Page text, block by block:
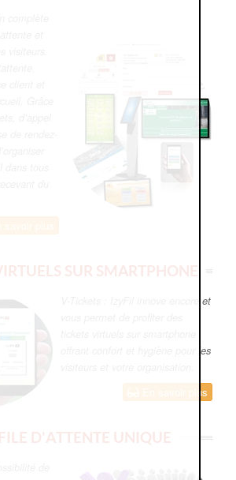
et
visiteurs.
client et
Grâce
d’appel
de rendez-
tous
du
SUR SMARTPHONE
V-Tickets : IzyFil innove encore et
offrant confort et hygiène pour les
En savoir plus
D'ATTENTE UNIQUE
de